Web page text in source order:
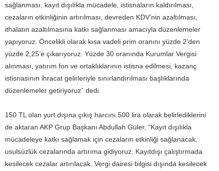
sağlanması, kayıt dışılıkla mücadele, istisnaların kaldırılması,
cezaların etkinliğinin artırılması, devreden KDV’nin azaltılması,
ithalatın azaltılmasına katkı sağlanması amacıyla düzenlemeler
yapıyoruz. Öncelikli olarak kısa vadeli prim oranını yüzde 2’den
yüzde 2,25’e çıkarıyoruz. Yüzde 30 oranında Kurumlar Vergisi
alınması, yatırım fon ve ortaklıklarının istisna edilmesi, kazanç
istisnasının ihracat gelirleriyle sınırlandırılması başlıklarında
düzenlemeler getiriyoruz” dedi.
150 TL olan yurt dışına çıkış harcını 500 lira olarak belirlediklerini
de aktaran AKP Grup Başkanı Abdullah Güler, “Kayıt dışılıkla
mücadeleye katkı sağlamak için cezaların etkinliği sağlanacak,
usulsüzlük cezalarında artırıma gidiyoruz. Kayıtdışı çalıştırmada
kesilecek cezalar artırılacak. Vergi dairesi bilgisi dışında kesilecek